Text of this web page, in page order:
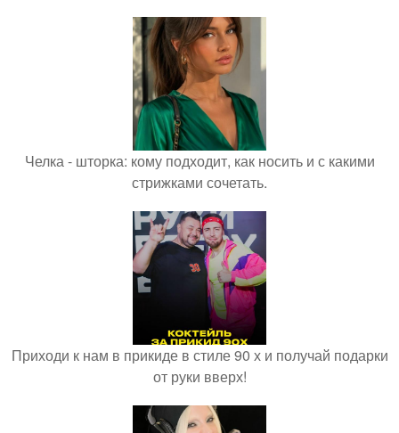
Челка - шторка: кому подходит, как носить и с какими
стрижками сочетать.
Приходи к нам в прикиде в стиле 90 х и получай подарки
от руки вверх!